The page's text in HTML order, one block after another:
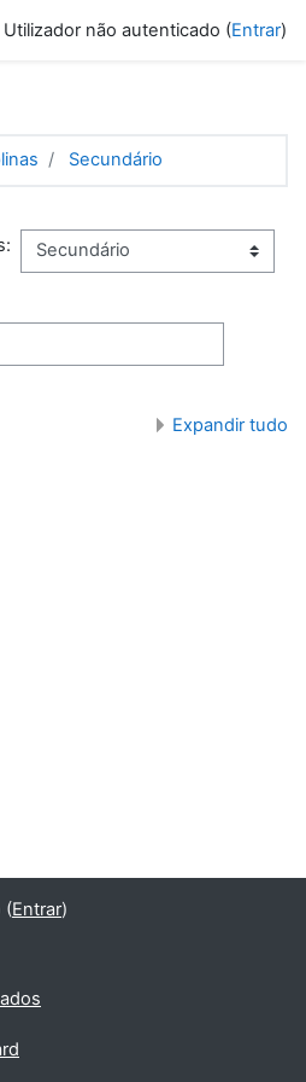
Utilizador não autenticado (Entrar)
Secundário
Expandir tudo
(Entrar)